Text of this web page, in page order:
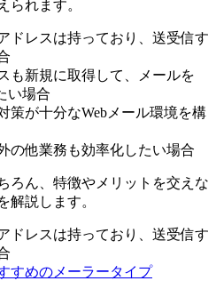
られます。
ドレスは持っており、送受信す
も新規に取得して、メールを
い場合
策が十分なWebメール環境を構
の他業務も効率化したい場合
ろん、特徴やメリットを交えな
解説します。
ドレスは持っており、送受信す
すめのメーラータイプ